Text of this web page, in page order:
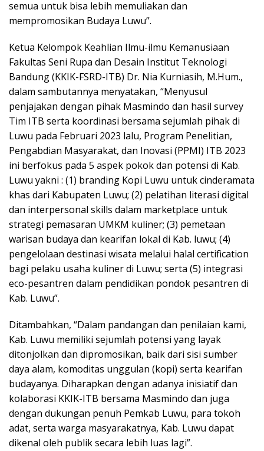
semua untuk bisa lebih memuliakan dan
mempromosikan Budaya Luwu”.
Ketua Kelompok Keahlian Ilmu-ilmu Kemanusiaan
Fakultas Seni Rupa dan Desain Institut Teknologi
Bandung (KKIK-FSRD-ITB) Dr. Nia Kurniasih, M.Hum.,
dalam sambutannya menyatakan, “Menyusul
penjajakan dengan pihak Masmindo dan hasil survey
Tim ITB serta koordinasi bersama sejumlah pihak di
Luwu pada Februari 2023 lalu, Program Penelitian,
Pengabdian Masyarakat, dan Inovasi (PPMI) ITB 2023
ini berfokus pada 5 aspek pokok dan potensi di Kab.
Luwu yakni : (1) branding Kopi Luwu untuk cinderamata
khas dari Kabupaten Luwu; (2) pelatihan literasi digital
dan interpersonal skills dalam marketplace untuk
strategi pemasaran UMKM kuliner; (3) pemetaan
warisan budaya dan kearifan lokal di Kab. luwu; (4)
pengelolaan destinasi wisata melalui halal certification
bagi pelaku usaha kuliner di Luwu; serta (5) integrasi
eco-pesantren dalam pendidikan pondok pesantren di
Kab. Luwu”.
Ditambahkan, “Dalam pandangan dan penilaian kami,
Kab. Luwu memiliki sejumlah potensi yang layak
ditonjolkan dan dipromosikan, baik dari sisi sumber
daya alam, komoditas unggulan (kopi) serta kearifan
budayanya. Diharapkan dengan adanya inisiatif dan
kolaborasi KKIK-ITB bersama Masmindo dan juga
dengan dukungan penuh Pemkab Luwu, para tokoh
adat, serta warga masyarakatnya, Kab. Luwu dapat
dikenal oleh publik secara lebih luas lagi”.